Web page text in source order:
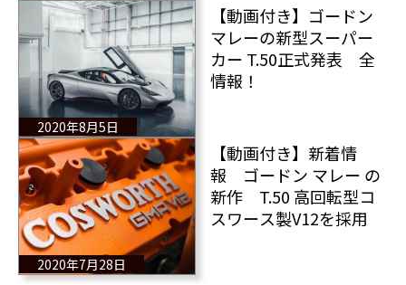
2020年8月5日
【動画付き】ゴードン
マレーの新型スーパー
カー T.50正式発表 全
情報！
2020年7月28日
【動画付き】新着情
報 ゴードン マレー の
新作 T.50 高回転型コ
スワース製V12を採用